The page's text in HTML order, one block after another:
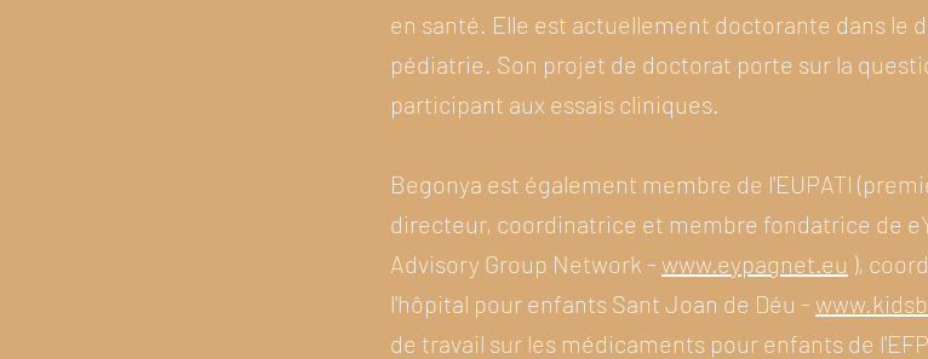
en santé. Elle est actuellement doctorante dans le
pédiatrie. Son projet de doctorat porte sur la
participant aux essais cliniques.
Begonya est également membre de l'EUPATI
directeur, coordinatrice et membre fondatrice de
Advisory Group Network - www.eypagnet.eu ),
l'hôpital pour enfants Sant Joan de Déu -
de travail sur les médicaments pour enfants de